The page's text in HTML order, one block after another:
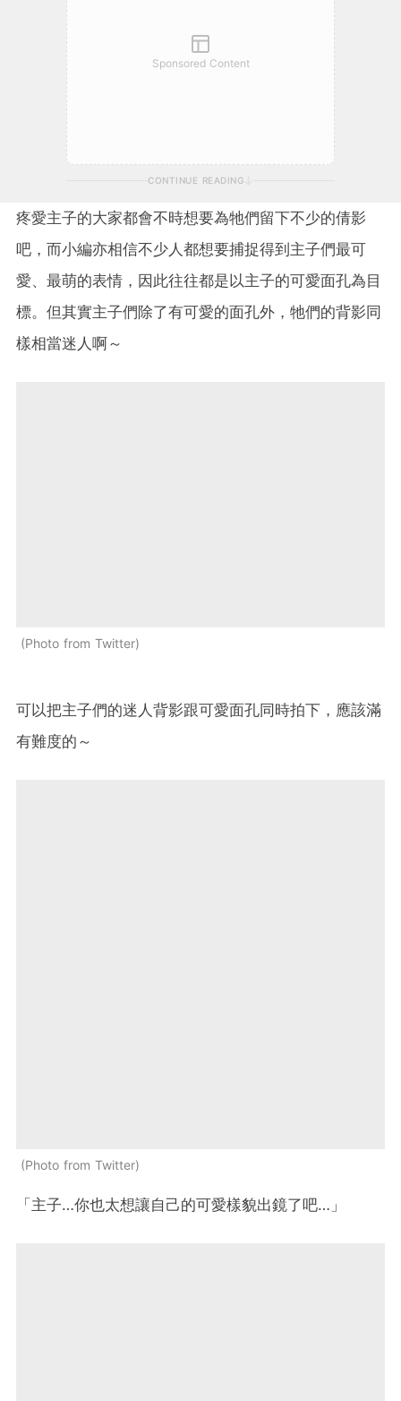
Sponsored Content
CONTINUE READING
疼愛主子的大家都會不時想要為牠們留下不少的倩影
吧，而小編亦相信不少人都想要捕捉得到主子們最可
愛、最萌的表情，因此往往都是以主子的可愛面孔為目
標。但其實主子們除了有可愛的面孔外，牠們的背影同
樣相當迷人啊～
Photo from Twitter
可以把主子們的迷人背影跟可愛面孔同時拍下，應該滿
有難度的～
Photo from Twitter
「主子…你也太想讓自己的可愛樣貌出鏡了吧…」